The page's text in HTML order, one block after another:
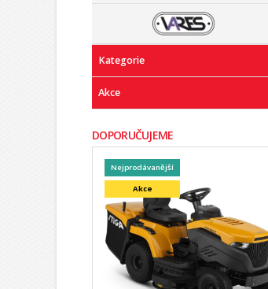
Kategorie
Akce
DOPORUČUJEME
Nejprodávanější
Akce